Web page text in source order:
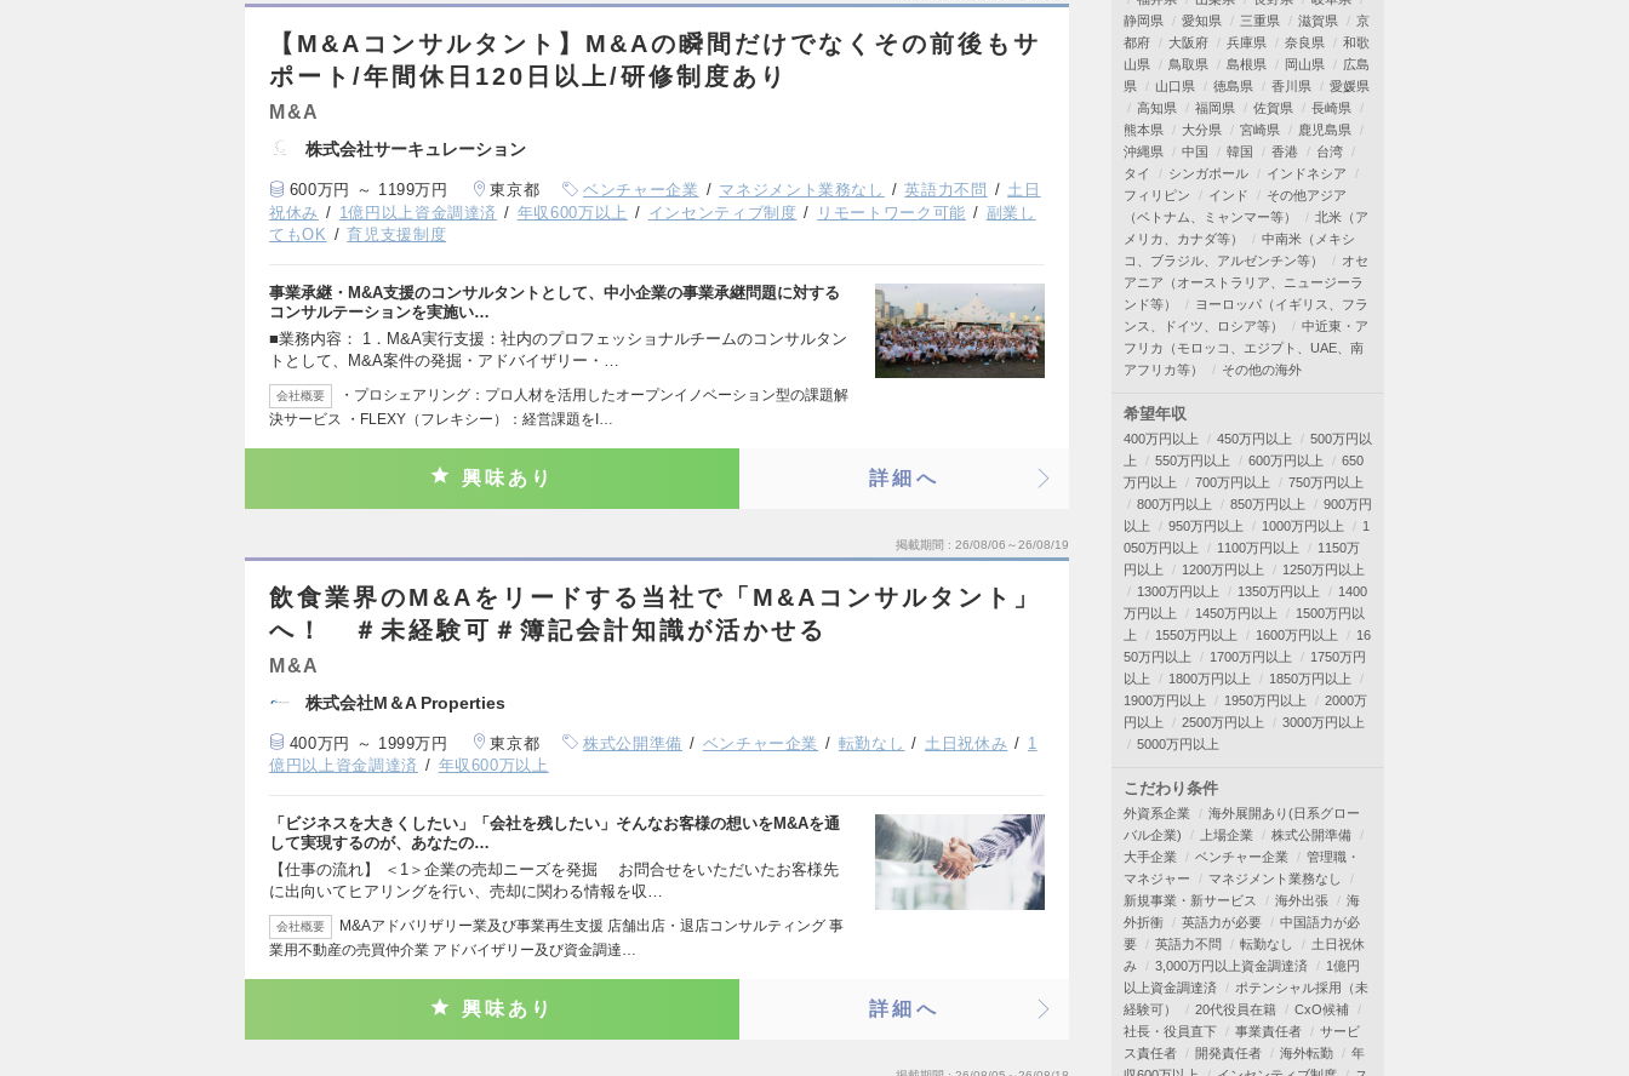
【M&Aコンサルタント】M&Aの瞬間だけでなくその前後もサ
ポート/年間休日120日以上/研修制度あり
M&A
株式会社サーキュレーション
600万円 ～ 1199万円 東京都 ベンチャー企業 マネジメント業務なし 英語力不問
土日
祝休み
1億円以上資金調達済 年収600万以上 インセンティブ制度 リモートワーク可能
副業し
てもOK
育児支援制度
事業承継・M&A支援のコンサルタントとして、中小企業の事業承継問題に対する
コンサルテーションを実施い…
■業務内容： 1．M&A実行支援：社内のプロフェッショナルチームのコンサルタン
トとして、M&A案件の発掘・アドバイザリー・…
会社概要
・プロシェアリング：プロ人材を活用したオープンイノベーション型の課題解
決サービス ・FLEXY（フレキシー）：経営課題をI…
興味あり 詳細へ
掲載期間 26/08/06～26/08/19
飲食業界のM&Aをリードする当社で「M&Aコンサルタント」
へ！ ＃未経験可＃簿記会計知識が活かせる
M&A
株式会社M＆A Properties
400万円 ～ 1999万円 東京都 株式公開準備 ベンチャー企業 転勤なし 土日祝休み
1
億円以上資金調達済
年収600万以上
「ビジネスを大きくしたい」「会社を残したい」そんなお客様の想いをM&Aを通
して実現するのが、あなたの…
【仕事の流れ】 ＜1＞企業の売却ニーズを発掘 お問合せをいただいたお客様先
に出向いてヒアリングを行い、売却に関わる情報を収…
会社概要
M&Aアドバリザリー業及び事業再生支援 店舗出店・退店コンサルティング 事
業用不動産の売買仲介業 アドバイザリー及び資金調達…
興味あり 詳細へ
静岡県
愛知県 三重県 滋賀県
京
都府
大阪府 兵庫県 奈良県
和歌
山県
鳥取県 島根県 岡山県
広島
県
山口県 徳島県 香川県
愛媛県
高知県
福岡県 佐賀県
長崎県
熊本県
大分県 宮崎県
鹿児島県
沖縄県
中国 韓国 香港
台湾
タイ
シンガポール
インドネシア
フィリピン
インド
その他アジア
（ベトナム、ミャンマー等）
北米（ア
メリカ、カナダ等）
中南米（メキシ
コ、ブラジル、アルゼンチン等）
オセ
アニア（オーストラリア、ニュージーラ
ンド等）
ヨーロッパ（イギリス、フラ
ンス、ドイツ、ロシア等）
中近東・ア
フリカ（モロッコ、エジプト、UAE、南
アフリカ等）
その他の海外
希望年収
400万円以上 450万円以上
500万円以
上
550万円以上 600万円以上
650
万円以上
700万円以上
750万円以上
800万円以上
850万円以上
900万円
以上
950万円以上 1000万円以上
1
050万円以上
1100万円以上
1150万
円以上
1200万円以上
1250万円以上
1300万円以上
1350万円以上
1400
万円以上
1450万円以上
1500万円以
上
1550万円以上 1600万円以上
16
50万円以上
1700万円以上
1750万円
以上
1800万円以上
1850万円以上
1900万円以上
1950万円以上
2000万
円以上
2500万円以上
3000万円以上
5000万円以上
こだわり条件
外資系企業
海外展開あり(日系グロー
バル企業)
上場企業
株式公開準備
大手企業
ベンチャー企業
管理職・
マネジャー
マネジメント業務なし
新規事業・新サービス
海外出張
海
外折衝
英語力が必要
中国語力が必
要
英語力不問 転勤なし
土日祝休
み
3,000万円以上資金調達済
1億円
以上資金調達済
ポテンシャル採用（未
経験可）
20代役員在籍
CxO候補
社長・役員直下
事業責任者
サービ
ス責任者
開発責任者 海外転勤
年